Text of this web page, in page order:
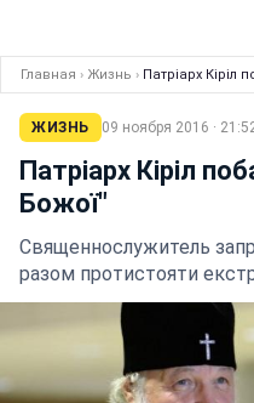
Главная › Жизнь › Патріарх Кіріл
ЖИЗНЬ 09 ноября 2016 ·
Патріарх Кіріл
Божої"
Священнослужитель
разом протистояти